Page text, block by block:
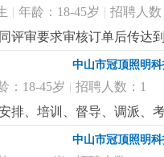
的工作方式进行指导，监
司提交业务人员的奖惩建
位要求:1.男性，18-45岁
具体的以面谈为准更详细...
| 年龄：18-45岁 | 招聘人数
评审要求审核订单后传达
产进度及欠料、品质问题
户确认结果。安排送样、
订单、文件分发的整理和
理结果跟踪7.经常与客户
输入、输出月结及成品电
意度进行调查及汇总分析
中山市冠顶照明
：18-45岁 | 招聘人数：1
排、培训、督导、调派、
反映属员之情况，并研拟
爱本行业、为公司创造效
中山市冠顶照明